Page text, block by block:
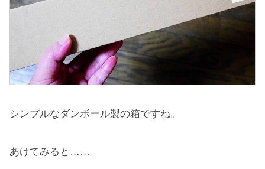
シンプルなダンボール製の箱ですね。
あけてみると……